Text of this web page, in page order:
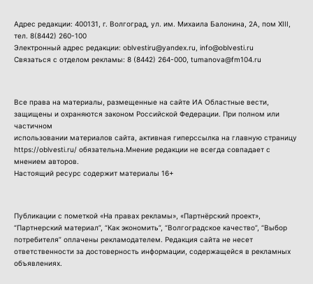
Адрес редакции: 400131, г. Волгоград, ул. им. Михаила Балонина, 2А, пом XIII,
тел. 8(8442) 260-100
Электронный адрес редакции: oblvestiru@yandex.ru, info@oblvesti.ru
Связаться с отделом рекламы: 8 (8442) 264-000 , tumanova@fm104.ru
Все права на материалы, размещенные на сайте ИА Областные вести,
защищены и охраняются законом Российской Федерации. При полном или
частичном
использовании материалов сайта, активная гиперссылка на главную страницу
https://oblvesti.ru/ обязательна.Мнение редакции не всегда совпадает с
мнением авторов.
Настоящий ресурс содержит материалы 16+
Публикации с пометкой «На правах рекламы», «Партнёрский проект»,
“Партнерский материал”, “Как экономить”, “Волгоградское качество”, “Выбор
потребителя” оплачены рекламодателем. Редакция сайта не несет
ответственности за достоверность информации, содержащейся в рекламных
объявлениях.